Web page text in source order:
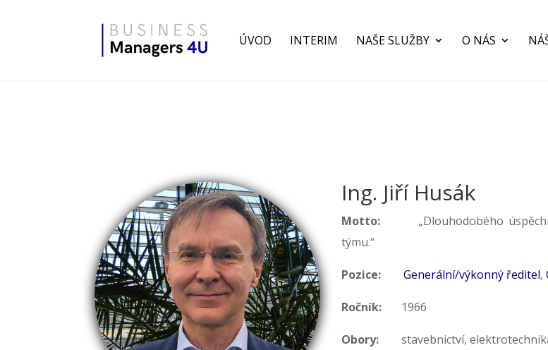
ÚVOD INTERIM NAŠE SLUŽBY O NÁS
Ing. Jiří Husák
Motto: „Dlouhodobého úspěchu
týmu.“
Pozice: Generální/výkonný ředitel,
Ročník: 1966
Obory: stavebnictví,